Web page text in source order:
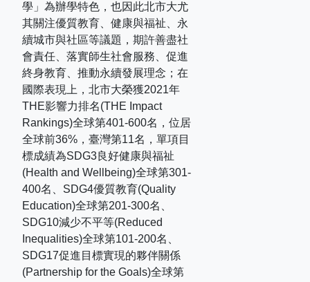
學」為辦學特色，也因此北市大尤
其關注優質教育、健康與福祉、永
續城市與社區等議題，期許善盡社
會責任、落實師生社會服務、促進
終身教育、推動永續發展理念；在
國際表現上， 北市大榮獲2021年
THE影響力排名(THE Impact
Rankings)全球第401-600名，位居
全球前36% ，臺灣第11名，單項目
標成績為SDG3良好健康與福祉
(Health and Wellbeing)全球第301-
400名、 SDG4優質教育(Quality
Education)全球第201-300名、
SDG10減少不平等(Reduced
Inequalities)全球第101-200名、
SDG17促進目標實現的夥伴關係
(Partnership for the Goals)全球第